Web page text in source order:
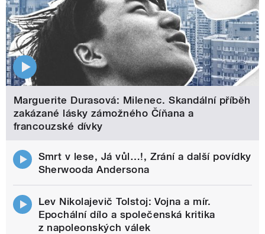
Marguerite Durasová: Milenec. Skandální příběh
zakázané lásky zámožného Číňana a
francouzské dívky
Smrt v lese, Já vůl…!, Zrání a další povídky
Sherwooda Andersona
Lev Nikolajevič Tolstoj: Vojna a mír.
Epochální dílo a společenská kritika
z napoleonských válek